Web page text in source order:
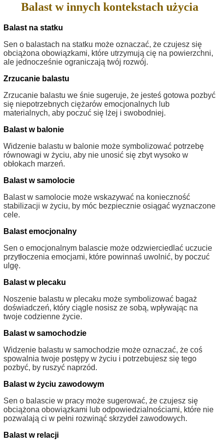
Balast w innych kontekstach użycia
Balast na statku
Sen o balastach na statku może oznaczać, że czujesz się
obciążona obowiązkami, które utrzymują cię na powierzchni,
ale jednocześnie ograniczają twój rozwój.
Zrzucanie balastu
Zrzucanie balastu we śnie sugeruje, że jesteś gotowa pozbyć
się niepotrzebnych ciężarów emocjonalnych lub
materialnych, aby poczuć się lżej i swobodniej.
Balast w balonie
Widzenie balastu w balonie może symbolizować potrzebę
równowagi w życiu, aby nie unosić się zbyt wysoko w
obłokach marzeń.
Balast w samolocie
Balast w samolocie może wskazywać na konieczność
stabilizacji w życiu, by móc bezpiecznie osiągać wyznaczone
cele.
Balast emocjonalny
Sen o emocjonalnym balascie może odzwierciedlać uczucie
przytłoczenia emocjami, które powinnaś uwolnić, by poczuć
ulgę.
Balast w plecaku
Noszenie balastu w plecaku może symbolizować bagaż
doświadczeń, który ciągle nosisz ze sobą, wpływając na
twoje codzienne życie.
Balast w samochodzie
Widzenie balastu w samochodzie może oznaczać, że coś
spowalnia twoje postępy w życiu i potrzebujesz się tego
pozbyć, by ruszyć naprzód.
Balast w życiu zawodowym
Sen o balascie w pracy może sugerować, że czujesz się
obciążona obowiązkami lub odpowiedzialnościami, które nie
pozwalają ci w pełni rozwinąć skrzydeł zawodowych.
Balast w relacji